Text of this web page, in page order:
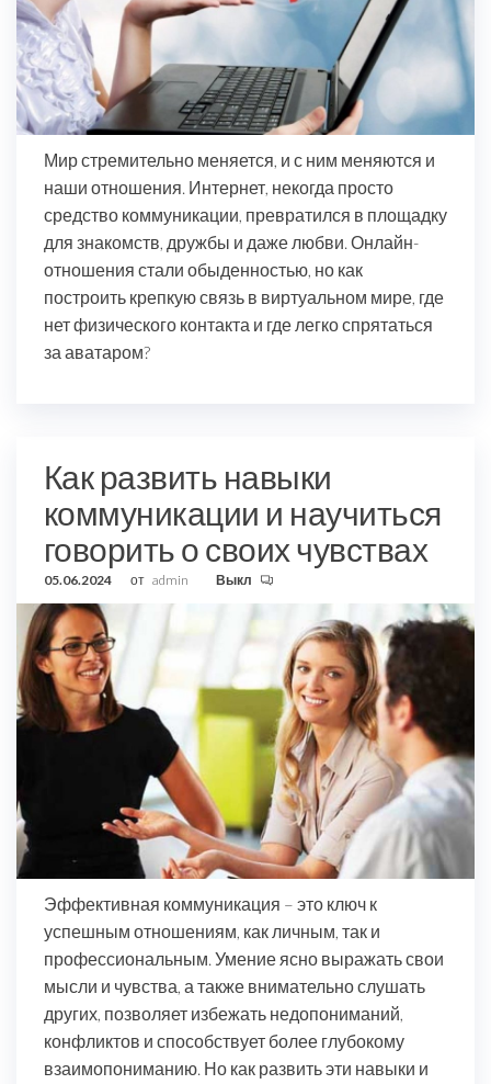
Мир стремительно меняется, и с ним меняются и
наши отношения. Интернет, некогда просто
средство коммуникации, превратился в площадку
для знакомств, дружбы и даже любви. Онлайн-
отношения стали обыденностью, но как
построить крепкую связь в виртуальном мире, где
нет физического контакта и где легко спрятаться
за аватаром?
Как развить навыки
коммуникации и научиться
говорить о своих чувствах
05.06.2024 от admin Выкл
Эффективная коммуникация – это ключ к
успешным отношениям, как личным, так и
профессиональным. Умение ясно выражать свои
мысли и чувства, а также внимательно слушать
других, позволяет избежать недопониманий,
конфликтов и способствует более глубокому
взаимопониманию. Но как развить эти навыки и